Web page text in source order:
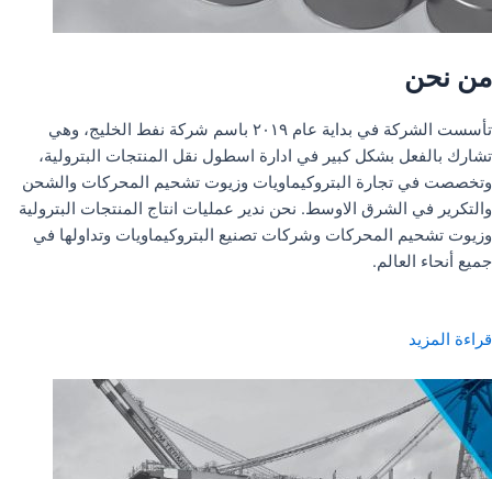
من نحن
تأسست الشركة في بداية عام ٢٠١٩ باسم شركة نفط الخليج، وهي
تشارك بالفعل بشكل كبير في ادارة اسطول نقل المنتجات البترولية،
وتخصصت في تجارة البتروكيماويات وزيوت تشحيم المحركات والشحن
والتكرير في الشرق الاوسط. نحن ندير عمليات انتاج المنتجات البترولية
وزيوت تشحيم المحركات وشركات تصنيع البتروكيماويات وتداولها في
جميع أنحاء العالم.
قراءة المزيد